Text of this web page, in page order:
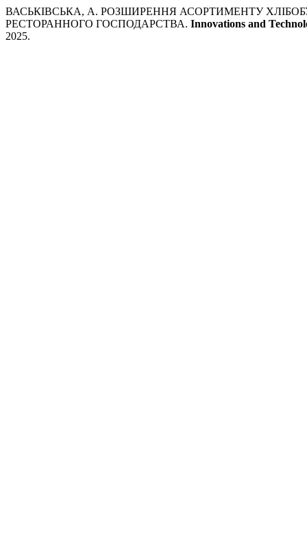
ВАСЬКІВСЬКА, А. РОЗШИРЕННЯ АСОРТИМЕНТУ
РЕСТОРАННОГО ГОСПОДАРСТВА. Innovations and
2025.